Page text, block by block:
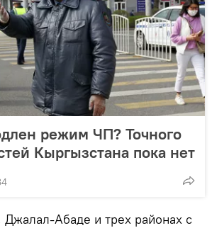
режим ЧП? Точного
Кыргызстана пока нет
Абаде и трех районах с